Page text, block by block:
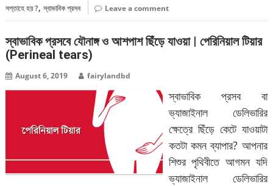
সপ্তাহে হয় ?,স্বাভাবিক প্রসব Leave a comment
স্বাভাবিক প্রসবে যৌনাঙ্গ ও আশপাশ ছিঁড়ে যাওয়া | পেরিনিয়াল টিয়ার
(Perineal tears)
August 6, 2019 fairylandbd
স্বাভাবিক প্রসব বা
ভ্যাজাইনাল ডেলিভারির
ক্ষেত্রে ছিঁড়ে কেটে যাওয়াটা
কতটা কমন ব্যাপার? আপনার
শিশুর পৃথিবীতে আগমন যদি
ভ্যাজাইনাল ডেলিভারির